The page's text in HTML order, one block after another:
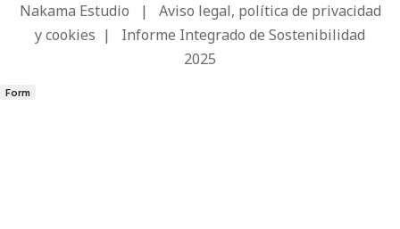
Nakama Estudio | Aviso legal, política de privacidad
y cookies | Informe Integrado de Sostenibilidad
2025
Form